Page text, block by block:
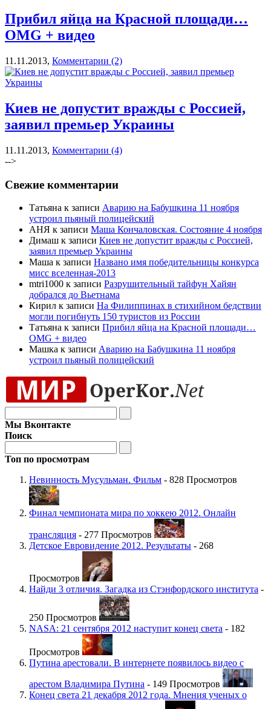
Прибил яйца на Красной площади…
OMG + видео
11.11.2013, Комментарии (2)
Киев не допустит вражды с Россией,
заявил премьер Украины
11.11.2013, Комментарии (4)
-->
Свежие комментарии
Татьяна к записи Аварию на Бабушкина 11 ноября
устроил пьяный полицейский
АНЯ к записи Маша Кончаловская. Состояние 4 ноября
Димаш к записи Киев не допустит вражды с Россией,
заявил премьер Украины
Маша к записи Названо имя победительницы конкурса
мисс вселенная-2013
mtri1000 к записи Разрушительный тайфун Хайян
добрался до Вьетнама
Кирил к записи На Филиппинах в стихийном бедствии
могли погибнуть 150 туристов из России
Татьяна к записи Прибил яйца на Красной площади…
OMG + видео
Машка к записи Аварию на Бабушкина 11 ноября
устроил пьяный полицейский
Мы Вконтакте
Поиск
Топ по просмотрам
Невинность Мусульман. Фильм - 828 Просмотров
Финал чемпионата мира по хоккею 2012. Онлайн
трансляция - 277 Просмотров
Детское Евровидение 2012. Результаты - 268
Просмотров
Найди 3 отличия. Загадка из Стэнфордского института -
250 Просмотров
NASA: 21 сентября 2012 наступит конец света - 182
Просмотров
Путина арестовали. В интернете появилось видео с
арестом Владимира Путина - 149 Просмотров
Конец света 21 декабря 2012 года. Мнения ученых о